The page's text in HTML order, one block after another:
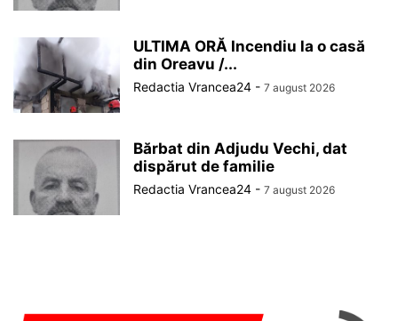
ULTIMA ORĂ Incendiu la o casă
din Oreavu /...
Redactia Vrancea24 - 7 august 2026
Bărbat din Adjudu Vechi, dat
dispărut de familie
Redactia Vrancea24 - 7 august 2026